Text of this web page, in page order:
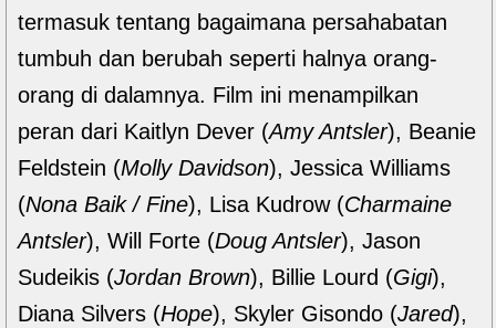
termasuk tentang bagaimana persahabatan
tumbuh dan berubah seperti halnya orang-
orang di dalamnya. Film ini menampilkan
peran dari Kaitlyn Dever (Amy Antsler), Beanie
Feldstein (Molly Davidson), Jessica Williams
(Nona Baik / Fine), Lisa Kudrow (Charmaine
Antsler), Will Forte (Doug Antsler), Jason
Sudeikis (Jordan Brown), Billie Lourd (Gigi),
Diana Silvers (Hope), Skyler Gisondo (Jared),